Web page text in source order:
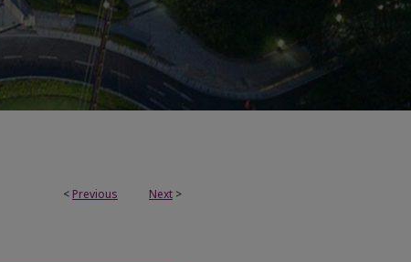
< Previous Next >